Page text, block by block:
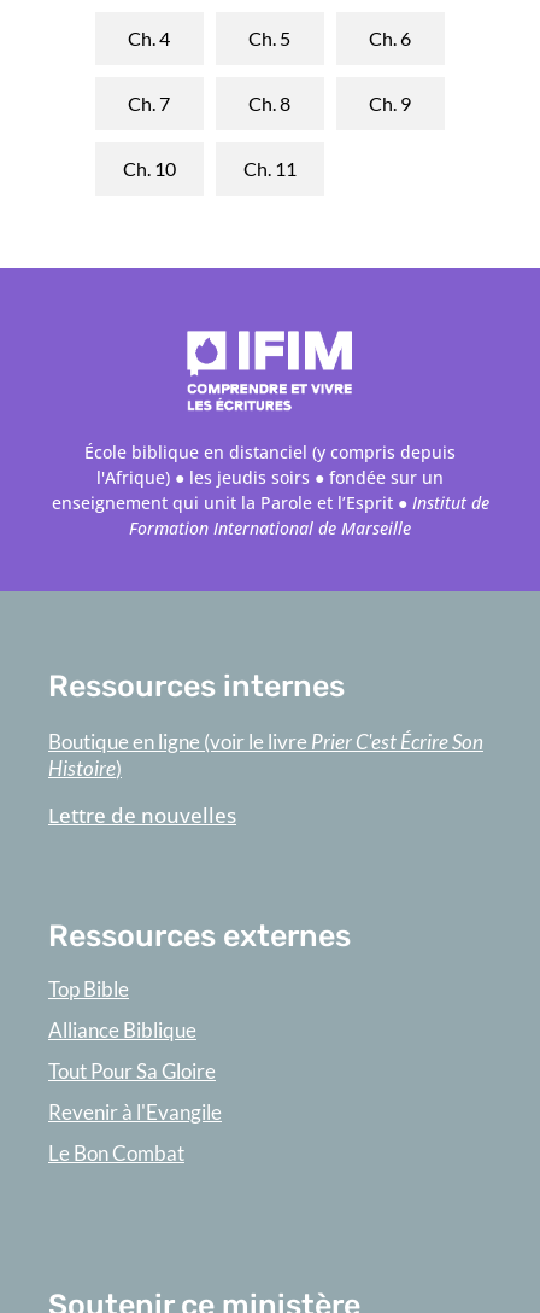
Ch. 4 Ch. 5 Ch. 6
Ch. 7 Ch. 8 Ch. 9
Ch. 10 Ch. 11
École biblique en distanciel (y compris depuis
l'Afrique) ● les jeudis soirs ● fondée sur un
enseignement qui unit la Parole et l’Esprit ● Institut de
Formation International de Marseille
Ressources internes
Boutique en ligne (voir le livre Prier C'est Écrire Son
Histoire)
Lettre de nouvelles
Ressources externes
Top Bible
Alliance Biblique
Tout Pour Sa Gloire
Revenir à l'Evangile
Le Bon Combat
Soutenir ce ministère